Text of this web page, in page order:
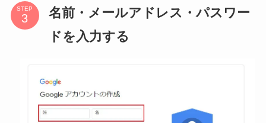
STEP
名前・メールアドレス・パスワー
ドを入力する